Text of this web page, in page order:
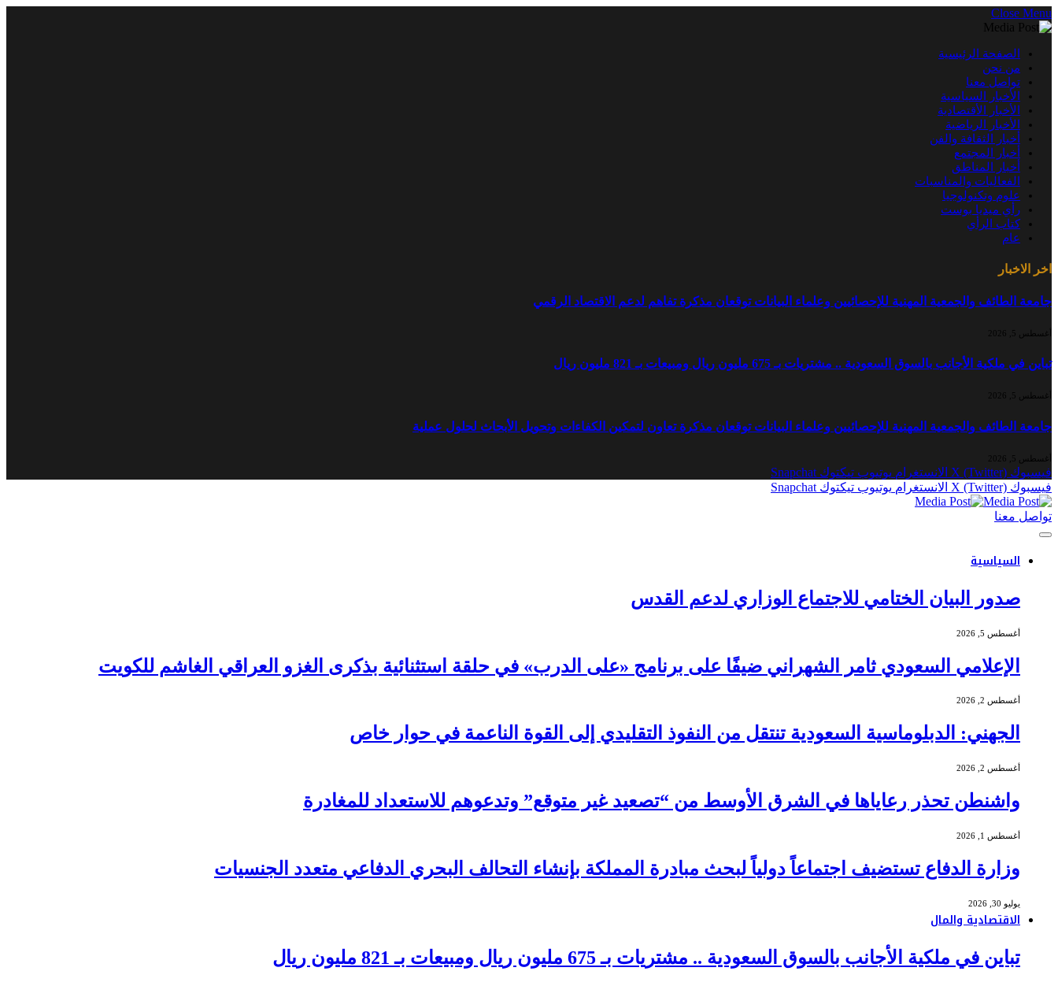
Close Menu
الصفحة الرئيسية
من نحن
تواصل معنا
الأخبار السياسية
الأخبار الأقتصادية
الأخبار الرياضية
أخبار الثقافة والفن
أخبار المجتمع
أخبار المناطق
الفعاليات والمناسبات
علوم وتكنولوجيا
رأي ميديا بوست
كتاب الرأي
عام
اخر الاخبار
جامعة الطائف والجمعية المهنية للإحصائيين وعلماء البيانات توقعان مذكرة تفاهم لدعم الاقتصاد الرقمي
أغسطس 5, 2026
تباين في ملكية الأجانب بالسوق السعودية .. مشتريات بـ 675 مليون ريال ومبيعات بـ 821 مليون ريال
أغسطس 5, 2026
جامعة الطائف والجمعية المهنية للإحصائيين وعلماء البيانات توقعان مذكرة تعاون لتمكين الكفاءات وتحويل الأبحاث لحلول عملية
أغسطس 5, 2026
فيسبوك X (Twitter) الانستغرام يوتيوب تيكتوك Snapchat
فيسبوك X (Twitter) الانستغرام يوتيوب تيكتوك Snapchat
تواصل معنا
السياسية
صدور البيان الختامي للاجتماع الوزاري لدعم القدس
أغسطس 5, 2026
الإعلامي السعودي ثامر الشهراني ضيفًا على برنامج «على الدرب» في حلقة استثنائية بذكرى الغزو العراقي الغاشم للكويت
أغسطس 2, 2026
الجهني: الدبلوماسية السعودية تنتقل من النفوذ التقليدي إلى القوة الناعمة في حوار خاص
أغسطس 2, 2026
واشنطن تحذر رعاياها في الشرق الأوسط من “تصعيد غير متوقع” وتدعوهم للاستعداد للمغادرة
أغسطس 1, 2026
وزارة الدفاع تستضيف اجتماعاً دولياً لبحث مبادرة المملكة بإنشاء التحالف البحري الدفاعي متعدد الجنسيات
يوليو 30, 2026
الاقتصادية والمال
تباين في ملكية الأجانب بالسوق السعودية .. مشتريات بـ 675 مليون ريال ومبيعات بـ 821 مليون ريال